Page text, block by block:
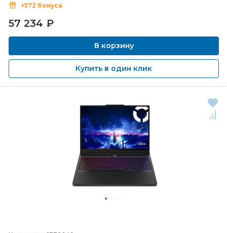
+572 бонуса
57 234 ₽
В корзину
Купить в один клик